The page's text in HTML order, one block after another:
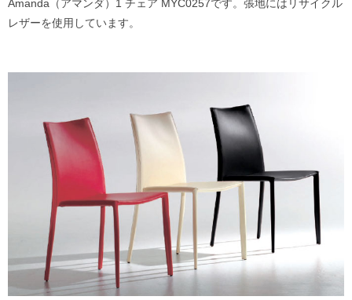
Amanda（アマンダ）1 チェア MYC0257です。張地にはリサイクル
レザーを使用しています。